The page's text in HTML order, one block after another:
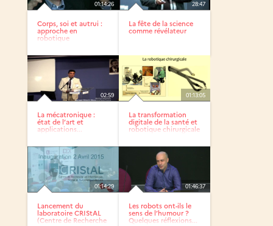
01:14:26
Corps, soi et autrui :
approche en
robotique
28:47
La fête de la science
comme révélateur
02:59
La mécatronique :
état de l’art et
applications...
01:13:05
La transformation
digitale de la santé et
robotique chirurgicale
01:14:29
Lancement du
laboratoire CRIStAL
(Centre de Recherche
01:46:37
Les robots ont-ils le
sens de l’humour ?
Quelques réflexions...